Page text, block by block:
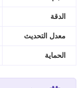
الدقة
معدل التحديث
الحماية